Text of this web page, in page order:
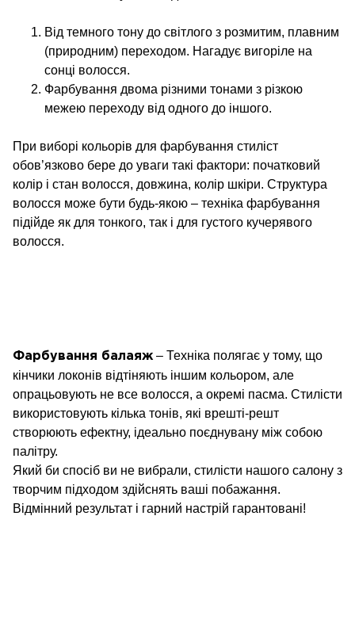
Від темного тону до світлого з розмитим, плавним
(природним) переходом. Нагадує вигоріле на
сонці волосся.
Фарбування двома різними тонами з різкою
межею переходу від одного до іншого.
При виборі кольорів для фарбування стиліст
обов’язково бере до уваги такі фактори: початковий
колір і стан волосся, довжина, колір шкіри. Структура
волосся може бути будь-якою – техніка фарбування
підійде як для тонкого, так і для густого кучерявого
волосся.
Фарбування балаяж – Техніка полягає у тому, що
кінчики локонів відтіняють іншим кольором, але
опрацьовують не все волосся, а окремі пасма. Стилісти
використовують кілька тонів, які врешті-решт
створюють ефектну, ідеально поєднувану між собою
палітру.
Який би спосіб ви не вибрали, стилісти нашого салону з
творчим підходом здійснять ваші побажання.
Відмінний результат і гарний настрій гарантовані!